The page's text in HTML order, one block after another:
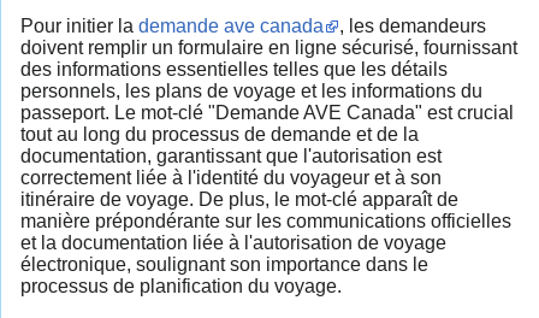
Pour initier la demande ave canada
, les demandeurs
doivent remplir un formulaire en ligne sécurisé, fournissant
des informations essentielles telles que les détails
personnels, les plans de voyage et les informations du
passeport. Le mot-clé "Demande AVE Canada" est crucial
tout au long du processus de demande et de la
documentation, garantissant que l'autorisation est
correctement liée à l'identité du voyageur et à son
itinéraire de voyage. De plus, le mot-clé apparaît de
manière prépondérante sur les communications officielles
et la documentation liée à l'autorisation de voyage
électronique, soulignant son importance dans le
processus de planification du voyage.